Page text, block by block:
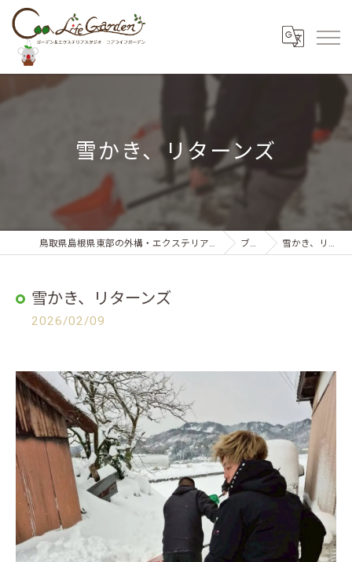
雪かき、リターンズ
鳥取県島根県東部の外構・エクステリアならコアライフガーデン ブログ 雪かき、リターンズ
雪かき、リターンズ
2026/02/09